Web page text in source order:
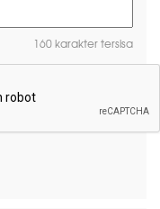
160 karakter tersisa